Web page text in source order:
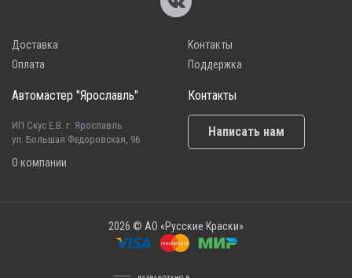
Доставка
Оплата
Контакты
Поддержка
Автомастер "Ярославль"
ИП Скус Е.В. г. Ярославль
ул. Большая Федоровская, 96
О компании
Контакты
Написать нам
2026 © АО «Русские Краски»